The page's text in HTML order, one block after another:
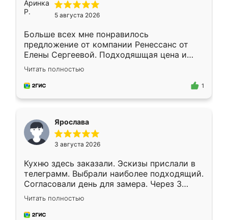
5 августа 2026
Больше всех мне понравилось
предложение от компании Ренессанс от
Елены Сергеевой. Подходяшщая цена и
короткие сроки изготовления. Приехавший
для замера сотрудник Владислав
предложил по моему эскизу самый
Читать полностью
1
Ярослава
3 августа 2026
Кухню здесь заказали. Эскизы прислали в
телеграмм. Выбрали наиболее подходящий.
Согласовали день для замера. Через 3
недели кухня была уже готова. Остались
довольны работой. Спасибо Ренессанс
мебель за качественную работу!
Читать полностью